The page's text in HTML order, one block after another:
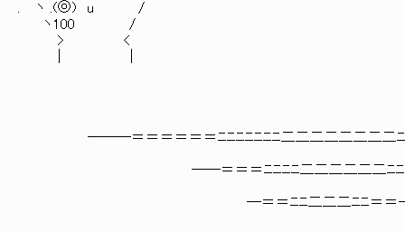
. ヽ .(◎) u /
ヽ100 /
> <
―――＝＝＝＝＝＝ﾆﾆﾆﾆﾆﾆﾆ二二二二二二二二ﾆ
――＝＝＝ﾆﾆﾆﾆ二二二二二二ﾆﾆﾆﾆ
―＝＝ﾆﾆ二二二ﾆﾆ＝＝